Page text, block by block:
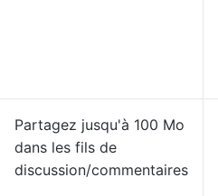
Partagez jusqu'à 100 Mo
dans les fils de
discussion/commentaires